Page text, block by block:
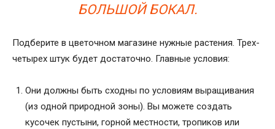
БОЛЬШОЙ БОКАЛ.
Подберите в цветочном магазине нужные растения. Трех-
четырех штук будет достаточно. Главные условия:
Они должны быть сходны по условиям выращивания
(из одной природной зоны). Вы можете создать
кусочек пустыни, горной местности, тропиков или